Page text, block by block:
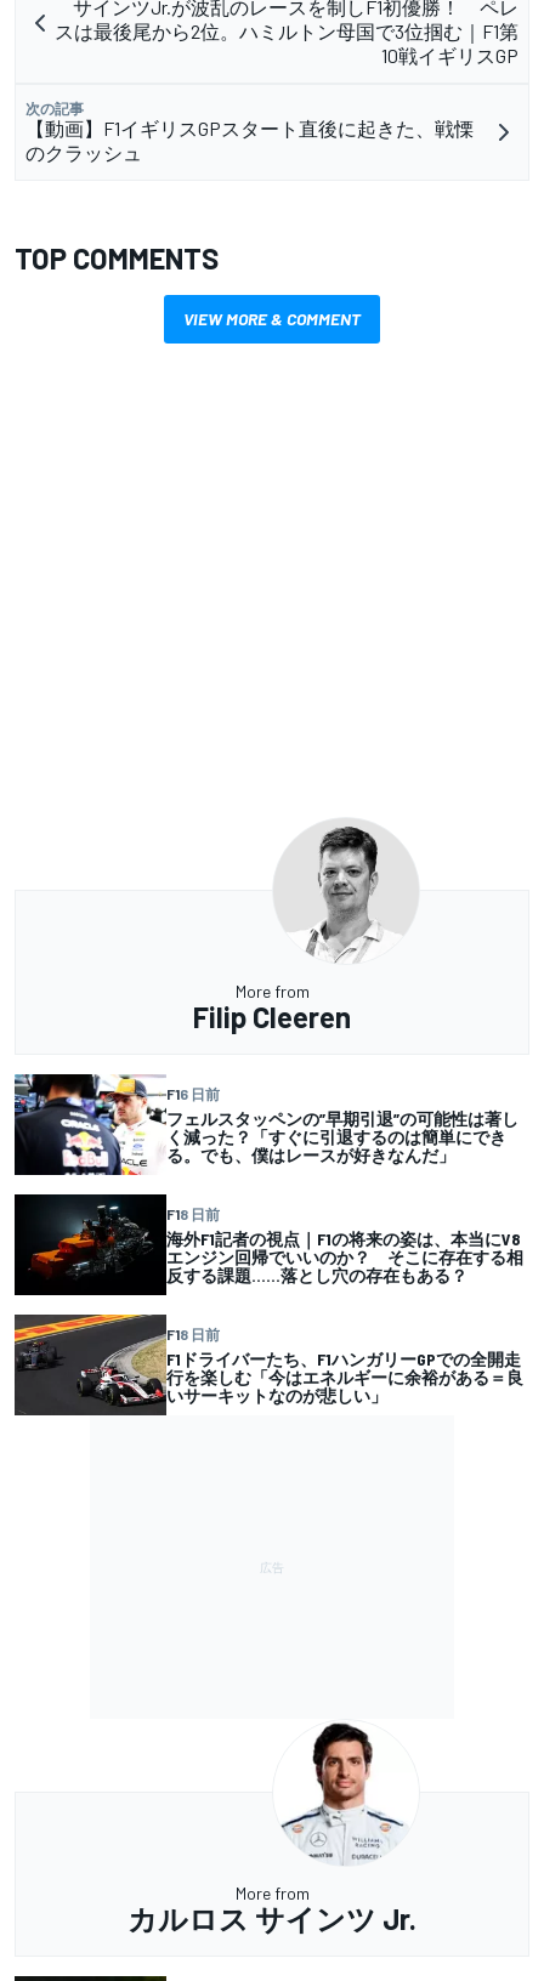
サインツJr.が波乱のレースを制しF1初優勝！ ペレ
スは最後尾から2位。ハミルトン母国で3位掴む｜F1第
10戦イギリスGP
次の記事
【動画】F1イギリスGPスタート直後に起きた、戦慄
のクラッシュ
TOP COMMENTS
VIEW MORE & COMMENT
More from
Filip Cleeren
F16 日前
フェルスタッペンの”早期引退”の可能性は著し
く減った？「すぐに引退するのは簡単にでき
る。でも、僕はレースが好きなんだ」
F18 日前
海外F1記者の視点｜F1の将来の姿は、本当にV8
エンジン回帰でいいのか？ そこに存在する相
反する課題……落とし穴の存在もある？
F18 日前
F1ドライバーたち、F1ハンガリーGPでの全開走
行を楽しむ「今はエネルギーに余裕がある＝良
いサーキットなのが悲しい」
More from
カルロス サインツ Jr.